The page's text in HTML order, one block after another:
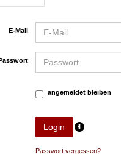
E-Mail
angemeldet bleiben
Passwort vergessen?